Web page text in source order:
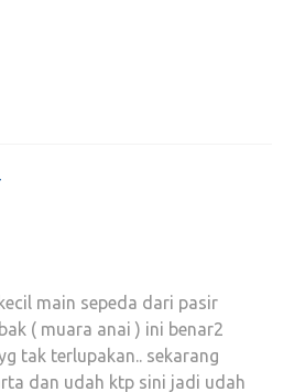
main sepeda dari pasir
( muara anai ) ini benar2
tak terlupakan.. sekarang
dan udah ktp sini jadi udah